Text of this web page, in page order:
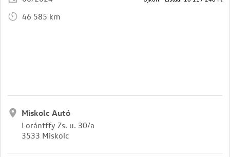
46 585 km
Miskolc Autó
Lorántffy Zs. u. 30/a
3533 Miskolc